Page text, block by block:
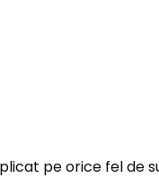
pe orice fel de